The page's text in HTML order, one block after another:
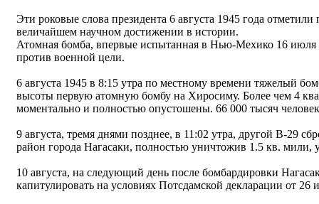
Эти роковые слова президента 6 августа 1945 года
величайшем научном достижении в истории.
Атомная бомба, впервые испытанная в Нью-Мехико 16 июля
против военной цели.
6 августа 1945 в 8:15 утра по местному времени тяжелый
высоты первую атомную бомбу на Хиросиму. Более чем 4
моментально и полностью опустошены. 66 000 тысяч
9 августа, тремя днями позднее, в 11:02 утра, другой B-29
район города Нагасаки, полностью уничтожив 1.5 кв. мили,
10 августа, на следующий день после бомбардировки
капитулировать на условиях Потсдамской декларации от 26